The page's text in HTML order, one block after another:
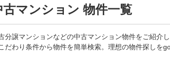
マンション 物件一覧
分譲マンションなどの中古マンション物件をご紹介
わり条件から物件を簡単検索。理想の物件探しを